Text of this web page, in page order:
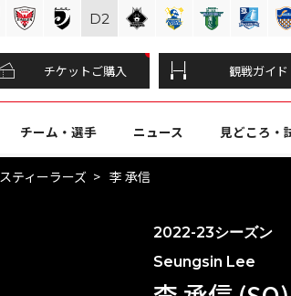
チケットご購入 観戦ガイド
チーム・選手 ニュース 見どころ・
ティーラーズ 李 承信
2022-23シーズン
Seungsin Lee
D2